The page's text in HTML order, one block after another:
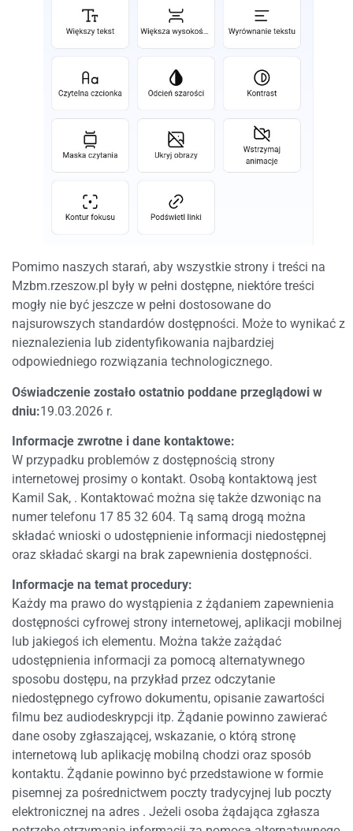
Pomimo naszych starań, aby wszystkie strony i treści na
Mzbm.rzeszow.pl były w pełni dostępne, niektóre treści
mogły nie być jeszcze w pełni dostosowane do
najsurowszych standardów dostępności. Może to wynikać z
nieznalezienia lub zidentyfikowania najbardziej
odpowiedniego rozwiązania technologicznego.
Oświadczenie zostało ostatnio poddane przeglądowi w
dniu:19.03.2026 r.
Informacje zwrotne i dane kontaktowe:
W przypadku problemów z dostępnością strony
internetowej prosimy o kontakt. Osobą kontaktową jest
Kamil Sak, . Kontaktować można się także dzwoniąc na
numer telefonu 17 85 32 604. Tą samą drogą można
składać wnioski o udostępnienie informacji niedostępnej
oraz składać skargi na brak zapewnienia dostępności.
Informacje na temat procedury:
Każdy ma prawo do wystąpienia z żądaniem zapewnienia
dostępności cyfrowej strony internetowej, aplikacji mobilnej
lub jakiegoś ich elementu. Można także zażądać
udostępnienia informacji za pomocą alternatywnego
sposobu dostępu, na przykład przez odczytanie
niedostępnego cyfrowo dokumentu, opisanie zawartości
filmu bez audiodeskrypcji itp. Żądanie powinno zawierać
dane osoby zgłaszającej, wskazanie, o którą stronę
internetową lub aplikację mobilną chodzi oraz sposób
kontaktu. Żądanie powinno być przedstawione w formie
pisemnej za pośrednictwem poczty tradycyjnej lub poczty
elektronicznej na adres . Jeżeli osoba żądająca zgłasza